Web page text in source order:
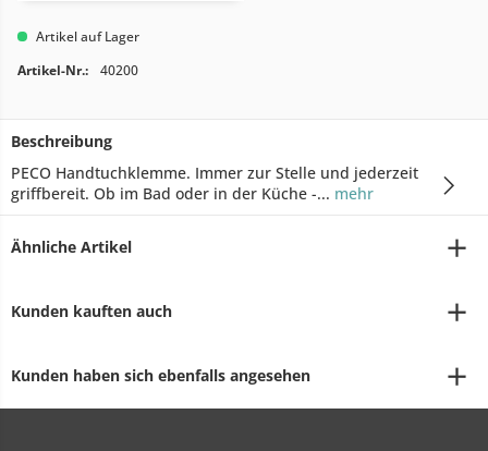
Artikel auf Lager
Artikel-Nr.:
40200
Beschreibung
PECO Handtuchklemme. Immer zur Stelle und jederzeit
griffbereit. Ob im Bad oder in der Küche -... mehr
Ähnliche Artikel
Kunden kauften auch
Kunden haben sich ebenfalls angesehen